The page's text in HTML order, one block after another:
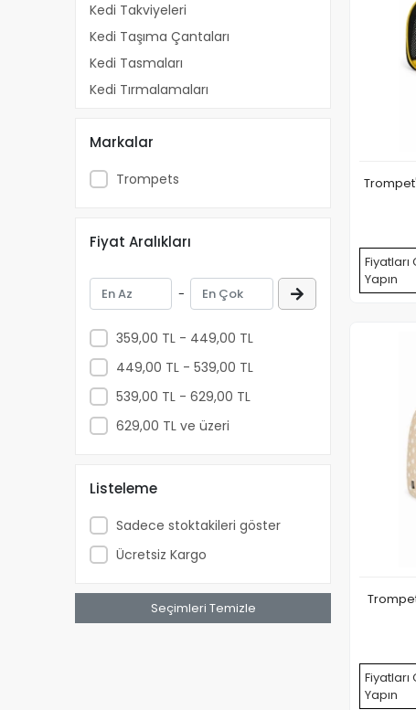
Kedi Takviyeleri
Kedi Taşıma Çantaları
Kedi Tasmaları
Kedi Tırmalamaları
Kedi Yatakları
Seyahat Ürünleri
Kedi Mamaları
Markalar
Trompets
Fiyat Aralıkları
-
359,00 TL - 449,00 TL
449,00 TL - 539,00 TL
539,00 TL - 629,00 TL
629,00 TL ve üzeri
Listeleme
Sadece stoktakileri göster
Ücretsiz Kargo
Seçimleri Temizle
Fiyatları
Yapın
Fiyatları
Yapın